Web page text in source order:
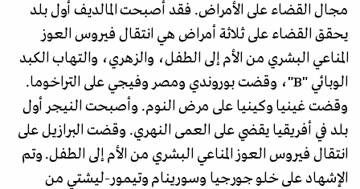
مجال القضاء على الأمراض. فقد أصبحت المالديف أول بلد
يحقق القضاء على ثلاثة أمراض هي انتقال فيروس العوز
المناعي البشري من الأم إلى الطفل، والزهري، والتهاب الكبد
الوبائي "B"، وقضت بوروندي ومصر وفيجي على التراخوما.
وقضت غينيا وكينيا على مرض النوم. وأصبحت النيجر أول
بلد في أفريقيا يقضي على العمى النهري. وقضت البرازيل على
انتقال فيروس العوز المناعي البشري من الأم إلى الطفل. وتم
الإشهاد على خلو جورجيا وسورينام وتيمور-ليشتي من